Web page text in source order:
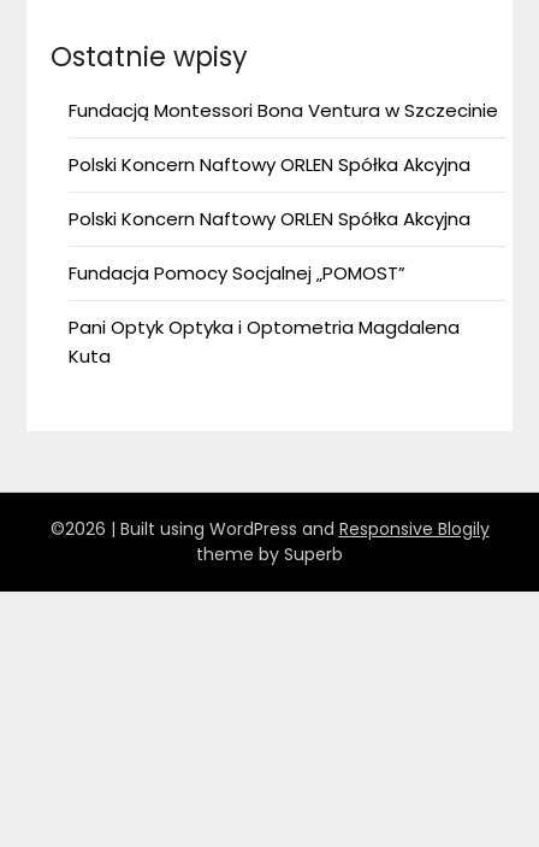
Ostatnie wpisy
Fundacją Montessori Bona Ventura w Szczecinie
Polski Koncern Naftowy ORLEN Spółka Akcyjna
Polski Koncern Naftowy ORLEN Spółka Akcyjna
Fundacja Pomocy Socjalnej „POMOST”
Pani Optyk Optyka i Optometria Magdalena
Kuta
©2026 | Built using WordPress and Responsive Blogily
theme by Superb